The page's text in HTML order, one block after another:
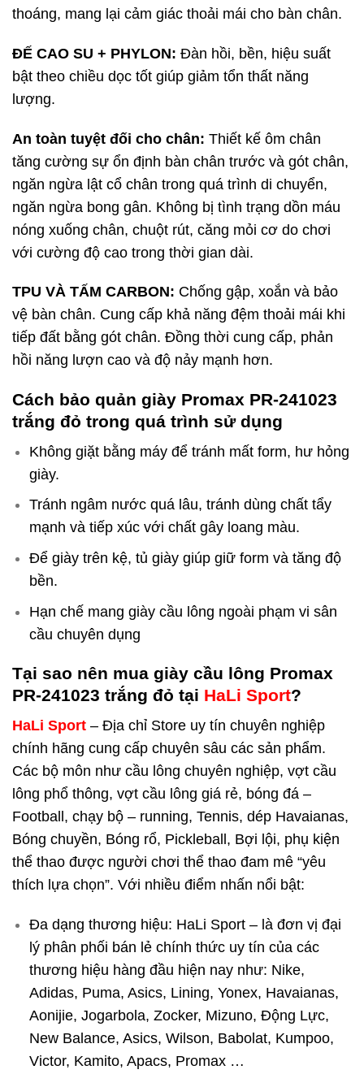
thoáng, mang lại cảm giác thoải mái cho bàn chân.
ĐẾ CAO SU + PHYLON: Đàn hồi, bền, hiệu suất
bật theo chiều dọc tốt giúp giảm tổn thất năng
lượng.
An toàn tuyệt đối cho chân: Thiết kế ôm chân
tăng cường sự ổn định bàn chân trước và gót chân,
ngăn ngừa lật cổ chân trong quá trình di chuyển,
ngăn ngừa bong gân. Không bị tình trạng dồn máu
nóng xuống chân, chuột rút, căng mỏi cơ do chơi
với cường độ cao trong thời gian dài.
TPU VÀ TẤM CARBON: Chống gập, xoắn và bảo
vệ bàn chân. Cung cấp khả năng đệm thoải mái khi
tiếp đất bằng gót chân. Đồng thời cung cấp, phản
hồi năng lượn cao và độ nảy mạnh hơn.
Cách bảo quản giày Promax PR-241023
trắng đỏ trong quá trình sử dụng
Không giặt bằng máy để tránh mất form, hư hỏng
giày.
Tránh ngâm nước quá lâu, tránh dùng chất tẩy
mạnh và tiếp xúc với chất gây loang màu.
Để giày trên kệ, tủ giày giúp giữ form và tăng độ
bền.
Hạn chế mang giày cầu lông ngoài phạm vi sân
cầu chuyên dụng
Tại sao nên mua giày cầu lông Promax
PR-241023 trắng đỏ tại HaLi Sport?
HaLi Sport – Địa chỉ Store uy tín chuyên nghiệp
chính hãng cung cấp chuyên sâu các sản phẩm.
Các bộ môn như cầu lông chuyên nghiệp, vợt cầu
lông phổ thông, vợt cầu lông giá rẻ, bóng đá –
Football, chạy bộ – running, Tennis, dép Havaianas,
Bóng chuyền, Bóng rổ, Pickleball, Bợi lội, phụ kiện
thể thao được người chơi thể thao đam mê “yêu
thích lựa chọn”. Với nhiều điểm nhấn nổi bật:
Đa dạng thương hiệu: HaLi Sport – là đơn vị đại
lý phân phối bán lẻ chính thức uy tín của các
thương hiệu hàng đầu hiện nay như: Nike,
Adidas, Puma, Asics, Lining, Yonex, Havaianas,
Aonijie, Jogarbola, Zocker, Mizuno, Động Lực,
New Balance, Asics, Wilson, Babolat, Kumpoo,
Victor, Kamito, Apacs, Promax …